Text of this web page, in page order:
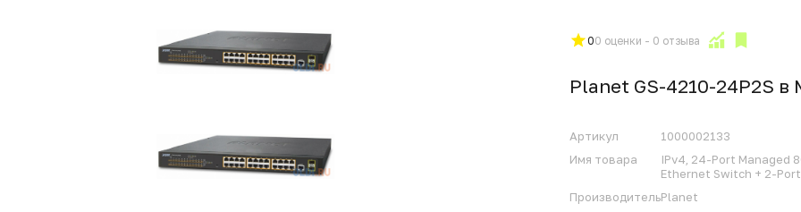
00 оценки - 0 отзыва
Planet GS-4210-24P2S в
Артикул
1000002133
Имя товара
IPv4, 24-Port Managed
Ethernet Switch + 2-
ПроизводительPlanet